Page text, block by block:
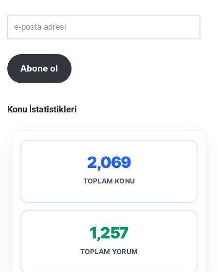
Abone ol
Konu İstatistikleri
2,069
TOPLAM KONU
1,257
TOPLAM YORUM